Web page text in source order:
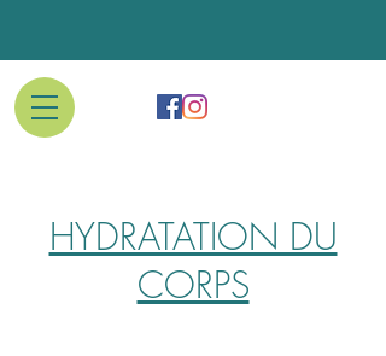
HYDRATATION DU
CORPS